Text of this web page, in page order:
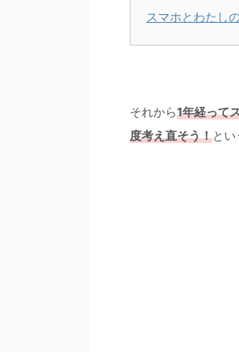
スマホとわたし
それから1年経って
度考え直そう！とい